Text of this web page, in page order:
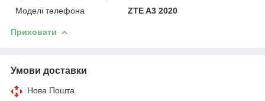
Моделі телефона
ZTE A3 2020
Приховати
Умови доставки
Нова Пошта